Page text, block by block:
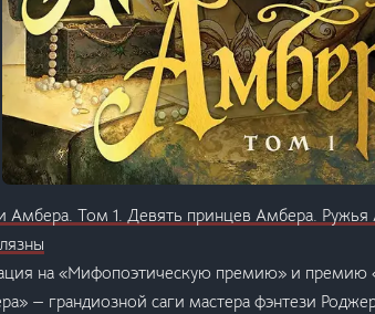
Амбера. Том 1. Девять принцев Амбера. Ружья
на «Мифопоэтическую премию» и премию
— грандиозной саги мастера фэнтези